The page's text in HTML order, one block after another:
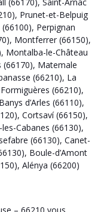
, Prunet-et-Belpuig
, Perpignan
, Montferrer (66150),
, Montalba-le-Château
(66170), Matemale
(66210), La
Formiguères (66210),
d’Arles (66110),
, Cortsaví (66150),
Cabanes (66130),
(66130), Canet-
, Boule-d’Amont
, Alénya (66200)